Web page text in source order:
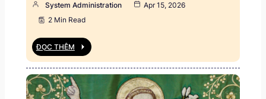
System Administration
Apr 15, 2026
2 Min Read
ĐỌC THÊM